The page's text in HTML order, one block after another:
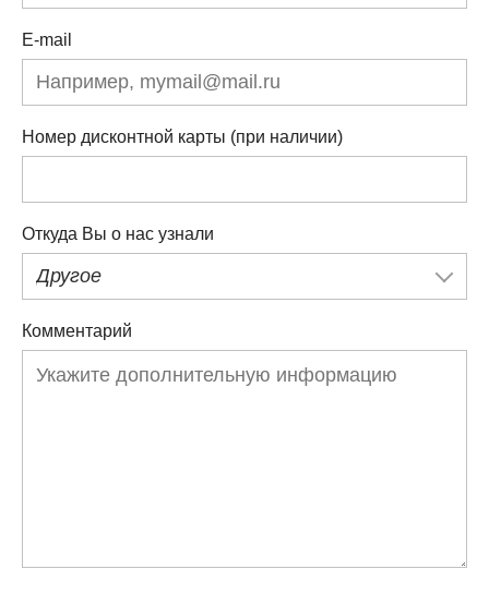
E-mail
Номер дисконтной карты (при наличии)
Откуда Вы о нас узнали
Другое
Комментарий